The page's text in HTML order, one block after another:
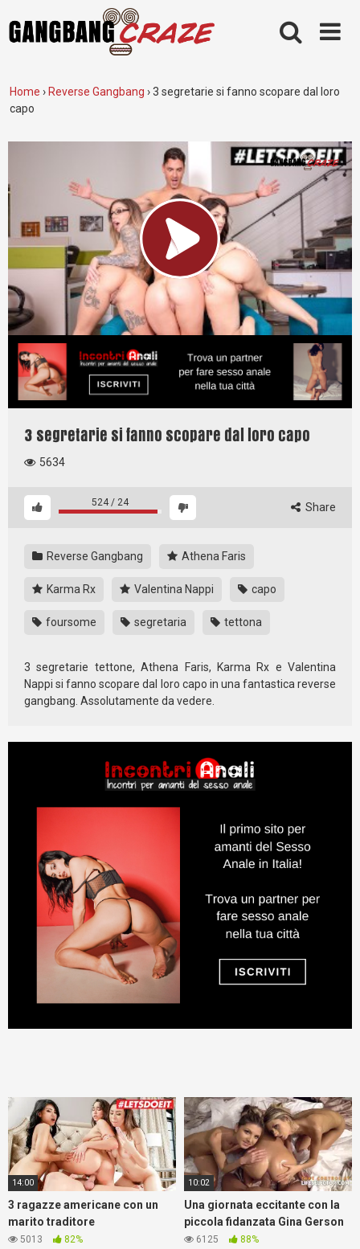
to
content
Home › Reverse Gangbang ›3 segretarie si fanno scopare dal loro
capo
3 segretarie si fanno scopare dal loro capo
5634
524/ 24 Share
Reverse Gangbang Athena Faris
Karma Rx Valentina Nappi capo
foursome segretaria tettona
3 segretarie tettone, Athena Faris, Karma Rx e Valentina
Nappi si fanno scopare dal loro capo in una fantastica reverse
gangbang. Assolutamente da vedere.
14:00
3 ragazze americane con un
marito traditore
5013 82%
10:02
Una giornata eccitante con la
piccola fidanzata Gina Gerson
6125 88%